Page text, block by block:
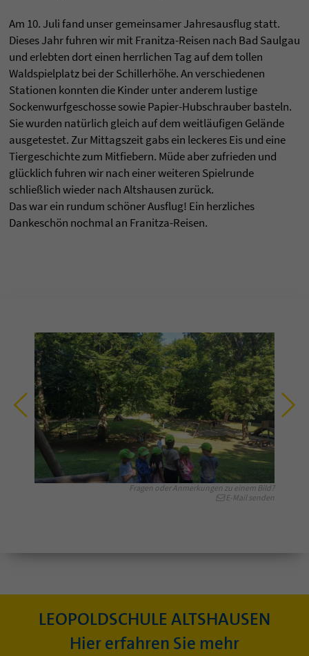
Am 10. Juli fand unser gemeinsamer Jahresausflug statt.
Dieses Jahr fuhren wir mit Franitza-Reisen nach Bad Saulgau
und erlebten dort einen herrlichen Tag auf dem tollen
Waldspielplatz bei der Schillerhöhe. An verschiedenen
Stationen konnten die Kinder unter anderem lustige
Sockenwurfgeschosse sowie Papier-Hubschrauber basteln.
Sie wurden natürlich gleich auf dem weitläufigen Gelände
ausgetestet. Zur Mittagszeit gabs ein leckeres Eis und eine
Tiergeschichte zum Mitfiebern. Müde aber zufrieden und
glücklich fuhren wir nach einer weiteren Spielrunde
schließlich wieder nach Altshausen zurück.
Das war ein rundum schöner Ausflug! Ein herzliches
Dankeschön nochmal an Franitza-Reisen.
Fragen oder Anmerkungen zu einem Bild?
E-Mail senden
LEOPOLDSCHULE ALTSHAUSEN
Hier erfahren Sie mehr